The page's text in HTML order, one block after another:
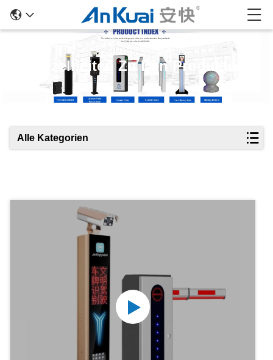
Einzelheiten Zu Den Produkten
Alle Kategorien